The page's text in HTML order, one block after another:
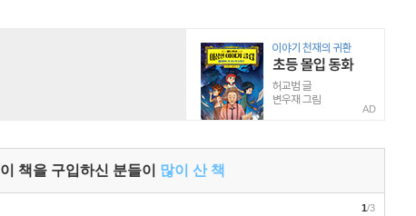
AD
이 책을 구입하신 분들이 많이 산 책
1/3